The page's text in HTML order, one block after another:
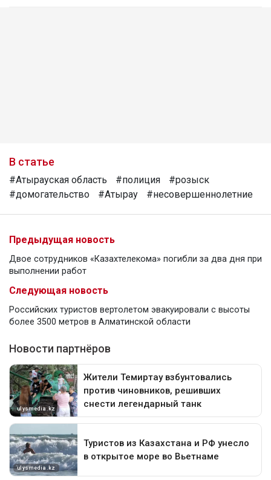
В статье
#Атырауская область #полиция
#розыск
#домогательство
#Атырау #несовершеннолетние
Предыдущая новость
Двое сотрудников «Казахтелекома» погибли за два дня при
выполнении работ
Следующая новость
Российских туристов вертолетом эвакуировали с высоты
более 3500 метров в Алматинской области